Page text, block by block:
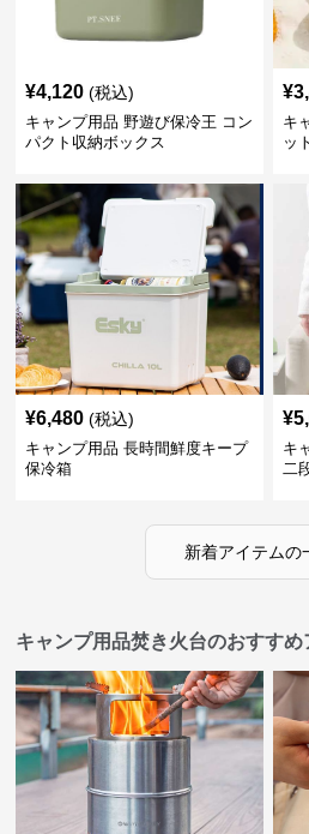
¥4,120 (税込)
キャンプ用品 野遊び保冷王 コン
パクト収納ボックス
¥
キ
ッ
¥6,480 (税込)
キャンプ用品 長時間鮮度キープ
保冷箱
¥
キ
二
新着アイテムの
キャンプ用品焚き火台のおすすめ